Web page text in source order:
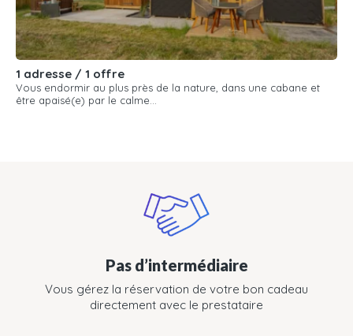
1 adresse / 1 offre
Vous endormir au plus près de la nature, dans une cabane et
être apaisé(e) par le calme...
Pas d’intermédiaire
Vous gérez la réservation de votre bon cadeau
directement avec le prestataire